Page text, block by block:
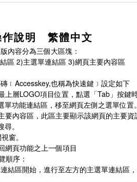
作說明 繁體中文
內容分為三個大區塊：
區 2)主選單連結區 3)網頁主要內容區
﹝Accesskey,也稱為快速鍵﹞設定如下
上層LOGO項目位置，點選「Tab」按鍵
單功能連結區，移至網頁左側之選單位置。
要內容區，此區主要顯示該網頁的主要資
。
窗。
網頁功能之上一個項目
順序：
結區開始，進行至左方的主選單連結區